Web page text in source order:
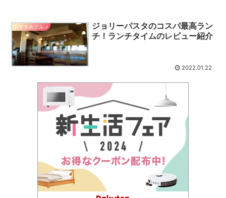
おすすめグルメ
ジョリーパスタのコスパ最高ラン
チ！ランチタイムのレビュー紹介
2022.01.22